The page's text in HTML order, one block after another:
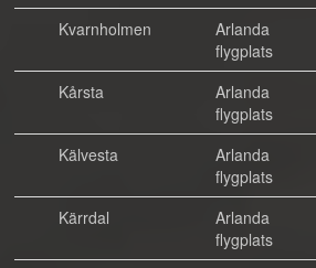
Kvarnholmen
Arlanda
flygplats
Kårsta
Arlanda
flygplats
Kälvesta
Arlanda
flygplats
Kärrdal
Arlanda
flygplats